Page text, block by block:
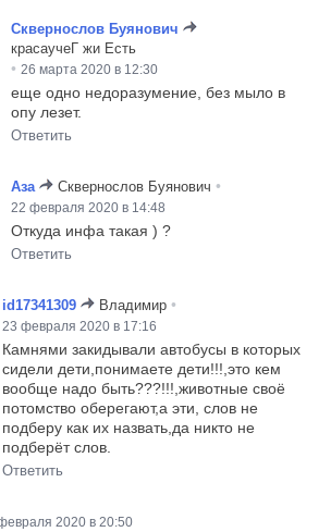
Сквернослов Буянович
красаучеГ жи Есть
• 26 марта 2020 в 12:30
еще одно недоразумение, без мыло в
опу лезет.
Ответить
Аза Сквернослов Буянович •
22 февраля 2020 в 14:48
Откуда инфа такая ) ?
Ответить
id17341309 Владимир •
23 февраля 2020 в 17:16
Камнями закидывали автобусы в которых
сидели дети,понимаете дети!!!,это кем
вообще надо быть???!!!,животные своё
потомство оберегают,а эти, слов не
подберу как их назвать,да никто не
подберёт слов.
Ответить
2020 в 20:50